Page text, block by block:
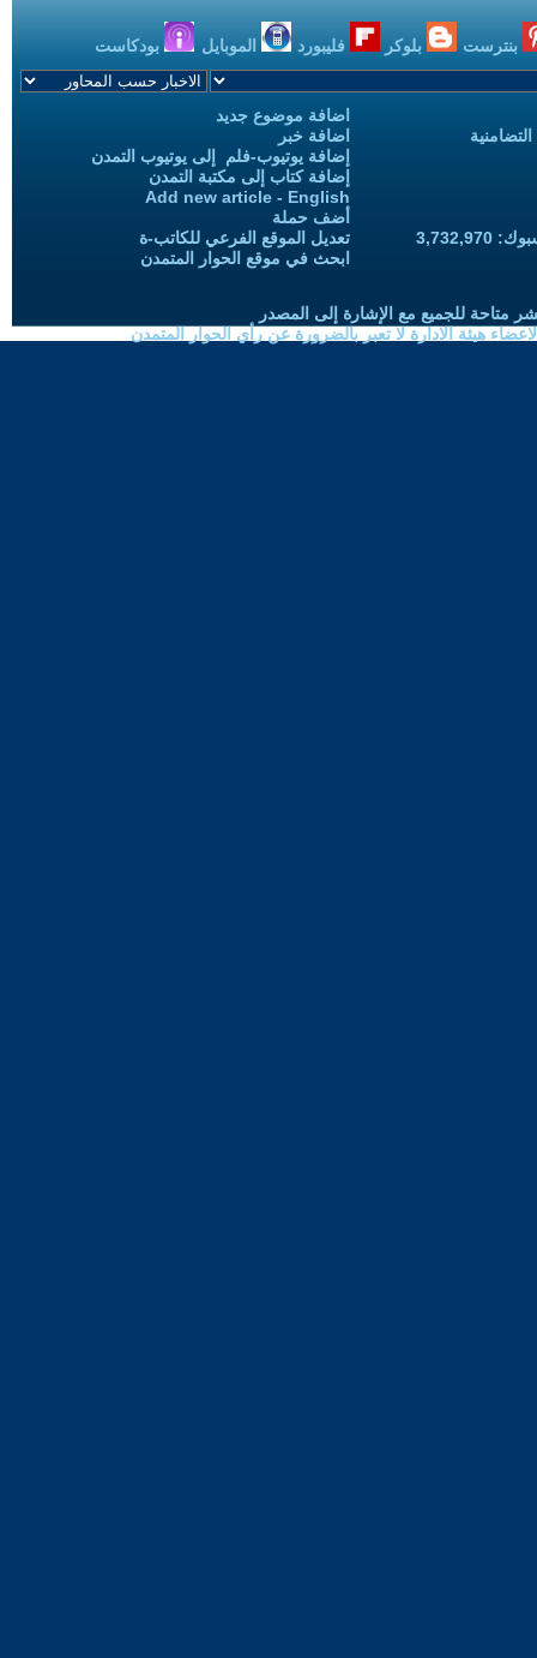
بنترست بلوكر فليبورد الموبايل بودكاست
اضافة موضوع جديد
اضافة خبر
إضافة يوتيوب-فلم إلى يوتيوب التمدن
إضافة كتاب إلى مكتبة التمدن
Add new article - English
أضف حملة
تعديل الموقع الفرعي للكاتب-ة
ابحث في موقع الحوار المتمدن
متاحة للجميع مع الإشارة إلى المصدر
هيئة الادارة لا تعبر بالضرورة عن رأي الحوار المتمدن